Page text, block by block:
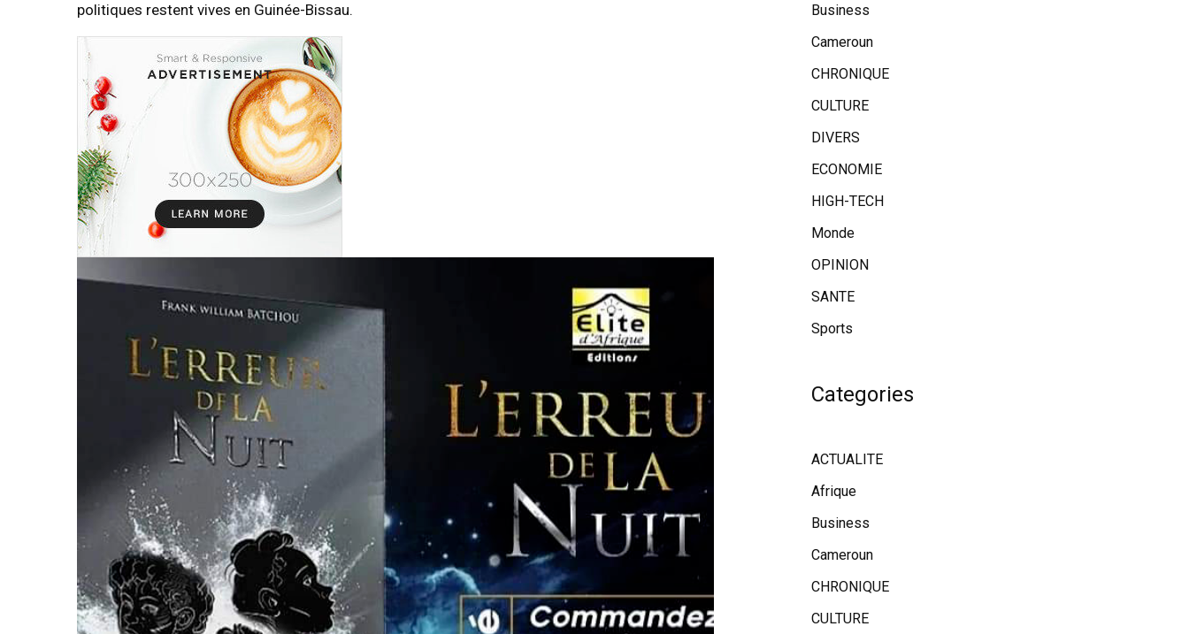
politiques restent vives en Guinée-Bissau.
Business
Cameroun
CHRONIQUE
CULTURE
DIVERS
ECONOMIE
HIGH-TECH
Monde
OPINION
SANTE
Sports
Categories
ACTUALITE
Afrique
Business
Cameroun
CHRONIQUE
CULTURE